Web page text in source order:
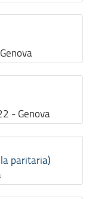
- Genova
paritaria)